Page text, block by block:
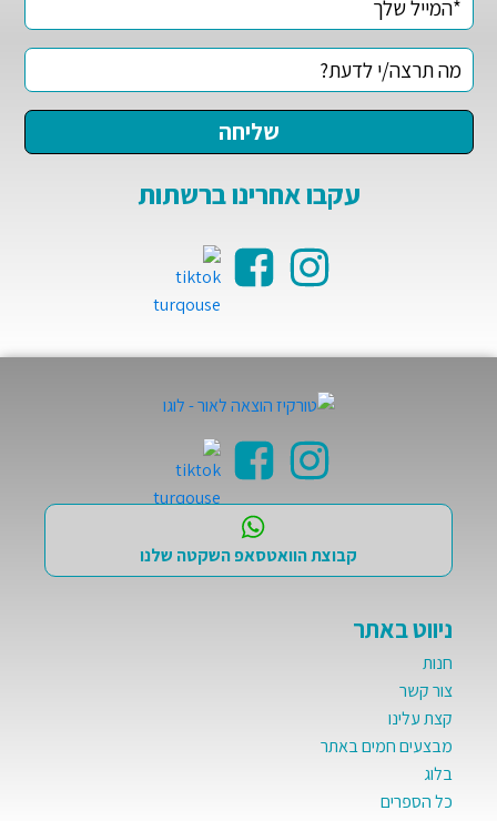
עקבו אחרינו ברשתות
קבוצת הוואטסאפ השקטה שלנו
ניווט באתר
חנות
צור קשר
קצת עלינו
מבצעים חמים באתר
בלוג
כל הספרים